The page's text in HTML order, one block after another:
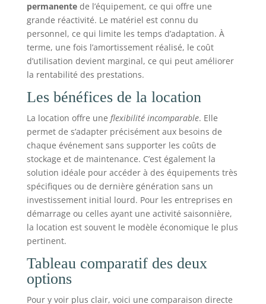
permanentede l’équipement, ce qui offre une
grande réactivité. Le matériel est connu du
personnel, ce qui limite les temps d’adaptation. À
terme, une fois l’amortissement réalisé, le coût
d’utilisation devient marginal, ce qui peut améliorer
la rentabilité des prestations.
Les bénéfices de la location
La location offre une flexibilité incomparable. Elle
permet de s’adapter précisément aux besoins de
chaque événement sans supporter les coûts de
stockage et de maintenance. C’est également la
solution idéale pour accéder à des équipements très
spécifiques ou de dernière génération sans un
investissement initial lourd. Pour les entreprises en
démarrage ou celles ayant une activité saisonnière,
la location est souvent le modèle économique le plus
pertinent.
Tableau comparatif des deux
options
Pour y voir plus clair, voici une comparaison directe